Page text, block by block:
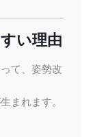
い理由
て、姿勢改
まれます。